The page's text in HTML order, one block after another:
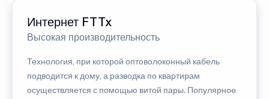
Интернет FTTx
Высокая производительность
Технология, при которой оптоволоконный кабель
подводится к дому, а разводка по квартирам
осуществляется с помощью витой пары. Популярное